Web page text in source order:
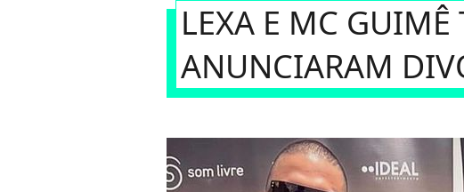
LEXA E MC GUIMÊ
ANUNCIARAM